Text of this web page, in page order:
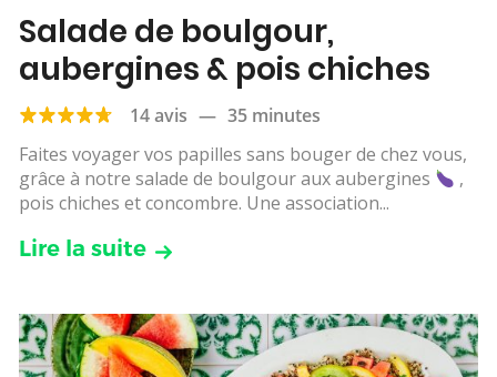
Salade de boulgour,
aubergines & pois chiches
14 avis — 35 minutes
Faites voyager vos papilles sans bouger de chez vous,
grâce à notre salade de boulgour aux aubergines
,
pois chiches et concombre. Une association...
Lire la suite